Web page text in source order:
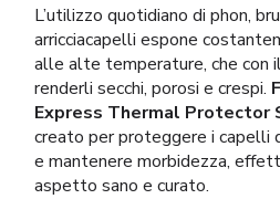
L’utilizzo quotidiano di phon,
arricciacapelli espone
alle alte temperature, che con
renderli secchi, porosi e crespi.
Express Thermal Protector
creato per proteggere i capelli
e mantenere morbidezza,
aspetto sano e curato.